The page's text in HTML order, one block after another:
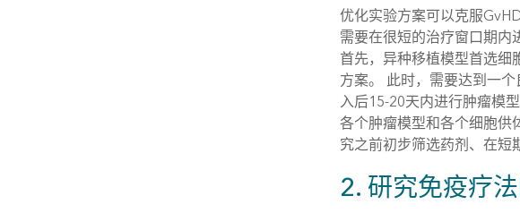
优化实验方案可以克服
需要在很短的治疗窗口期内
首先，异种移植模型首选细
方案。 此时，需要达到一
入后15-20天内进行肿瘤模
各个肿瘤模型和各个细胞供
究之前初步筛选药剂、在短
2. 研究免疫疗